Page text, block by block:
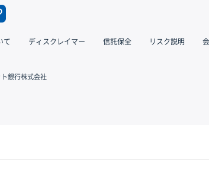
て ディスクレイマー 信託保全 リスク説明
ト銀行株式会社